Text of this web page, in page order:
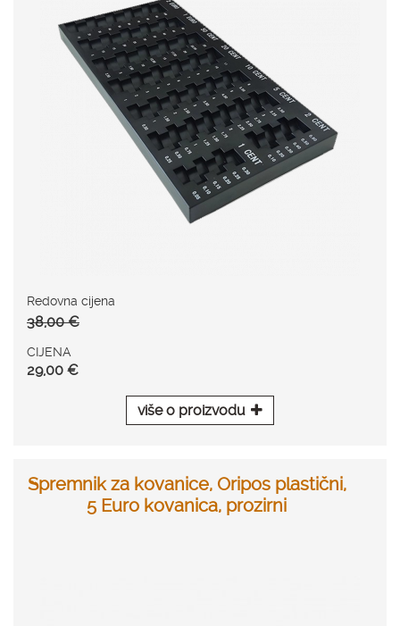
Redovna cijena
38,00 €
CIJENA
29,00 €
više o proizvodu
Spremnik za kovanice, Oripos plastični,
5 Euro kovanica, prozirni